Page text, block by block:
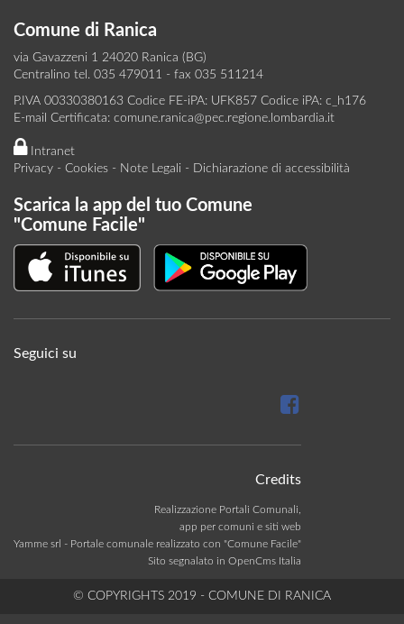
Comune di Ranica
via Gavazzeni 1 24020 Ranica (BG)
Centralino tel. 035 479011 - fax 035 511214
P.IVA 00330380163 Codice FE-iPA: UFK857 Codice iPA: c_h176
E-mail Certificata: comune.ranica@pec.regione.lombardia.it
Intranet
Privacy - Cookies - Note Legali - Dichiarazione di accessibilità
Scarica la app del tuo Comune
"Comune Facile"
Seguici su
Credits
Realizzazione Portali Comunali,
app per comuni e siti web
Yamme srl - Portale comunale realizzato con "Comune Facile"
Sito segnalato in OpenCms Italia
© COPYRIGHTS 2019 - COMUNE DI RANICA